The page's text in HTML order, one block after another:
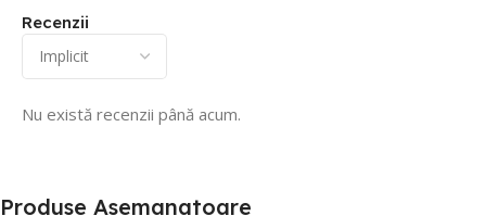
Recenzii
Nu există recenzii până acum.
Produse Asemanatoare